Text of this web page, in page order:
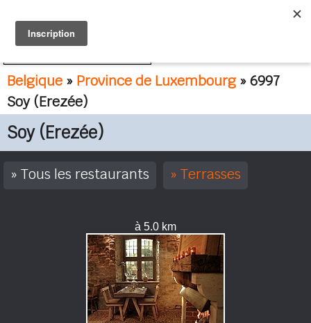
Belgique » Province de Luxembourg» 6997
Soy (Erezée)
Soy (Erezée)
Tous les restaurants Terrasses
à 5.0 km